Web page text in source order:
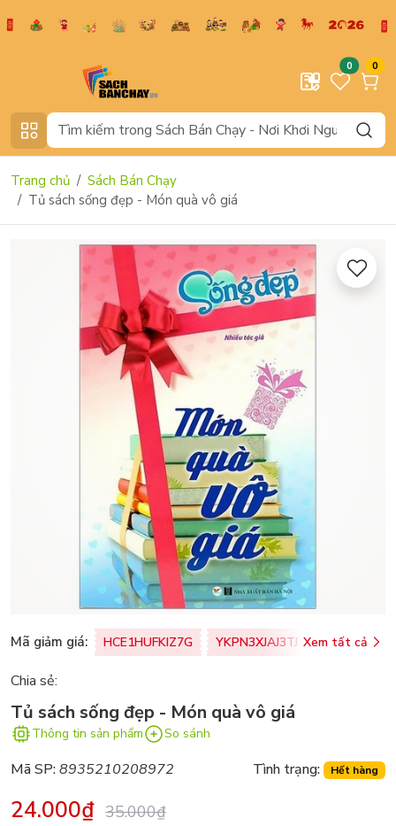
0 0
Trang chủ
Sách Bán Chạy
Tủ sách sống đẹp - Món quà vô giá
Mã giảm giá: HCE1HUFKIZ7G YKPN3XJAJ3TJ Xem tất cả
Chia sẻ:
Tủ sách sống đẹp - Món quà vô giá
Thông tin sản phẩm So sánh
Mã SP:8935210208972 Tình trạng: Hết hàng
24.000₫ 35.000₫